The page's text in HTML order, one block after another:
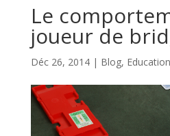
Le
joueur de
Déc 26, 2014| Blog,